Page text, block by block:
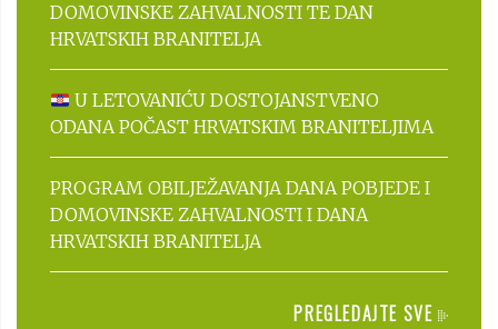
DOMOVINSKE ZAHVALNOSTI TE DAN
HRVATSKIH BRANITELJA
U LETOVANIĆU DOSTOJANSTVENO
ODANA POČAST HRVATSKIM BRANITELJIMA
PROGRAM OBILJEŽAVANJA DANA POBJEDE I
DOMOVINSKE ZAHVALNOSTI I DANA
HRVATSKIH BRANITELJA
PREGLEDAJTE SVE